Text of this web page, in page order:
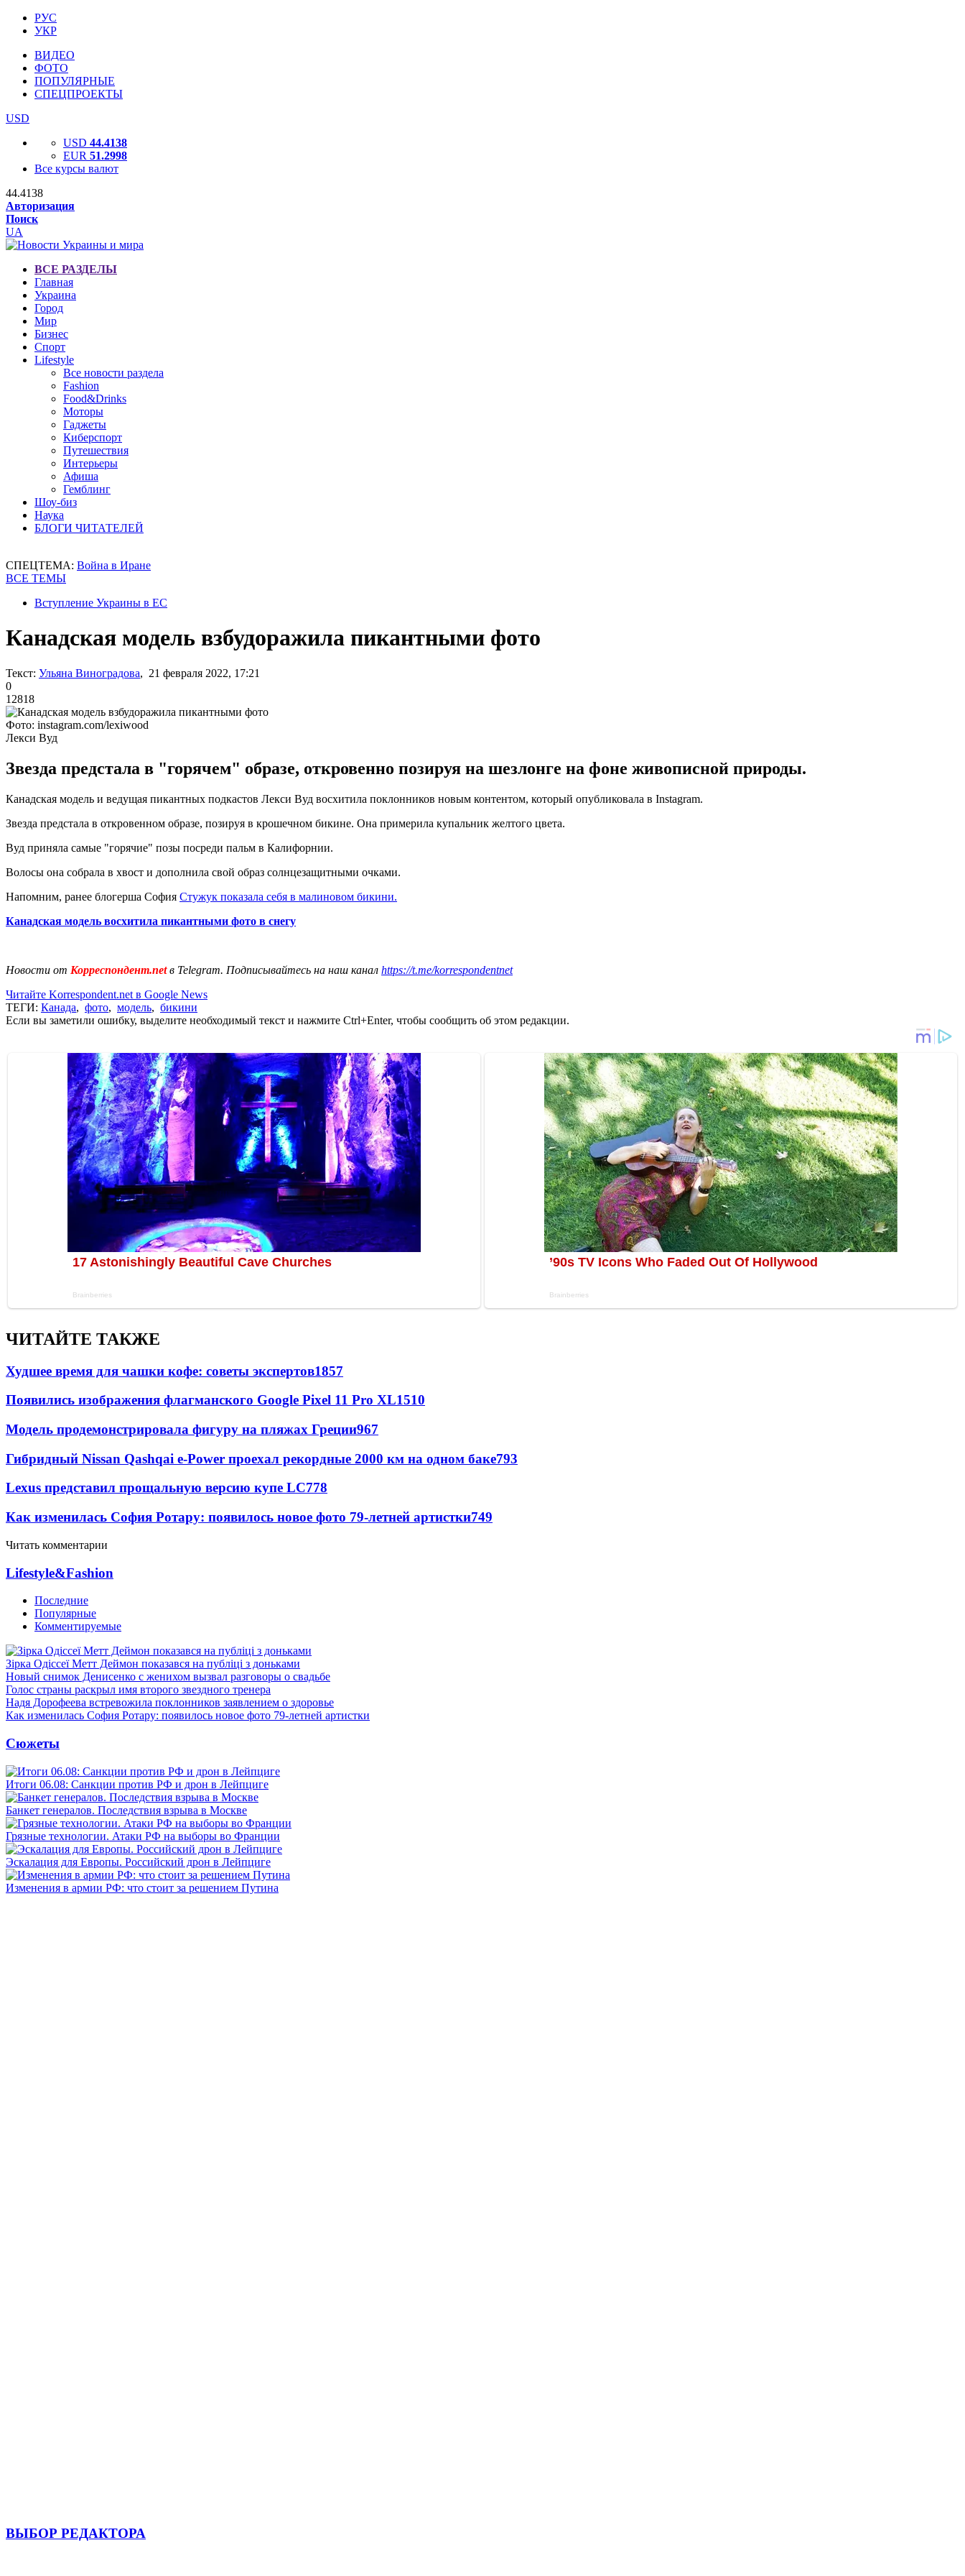
РУС
УКР
ВИДЕО
ФОТО
ПОПУЛЯРНЫЕ
СПЕЦПРОЕКТЫ
USD
USD 44.4138
EUR 51.2998
Все курсы валют
44.4138
Авторизация
Поиск
UA
ВСЕ РАЗДЕЛЫ
Главная
Украина
Город
Мир
Бизнес
Спорт
Lifestyle
Все новости раздела
Fashion
Food&Drinks
Моторы
Гаджеты
Киберспорт
Путешествия
Интерьеры
Афиша
Гемблинг
Шоу-биз
Наука
БЛОГИ ЧИТАТЕЛЕЙ
СПЕЦТЕМА: Война в Иране
ВСЕ ТЕМЫ
Вступление Украины в ЕС
Канадская модель взбудоражила пикантными фото
Текст: Ульяна Виноградова, 21 февраля 2022, 17:21
0
12818
Фото: instagram.com/lexiwood
Лекси Вуд
Звезда предстала в "горячем" образе, откровенно позируя на шезлонге на фоне живописной природы.
Канадская модель и ведущая пикантных подкастов Лекси Вуд восхитила поклонников новым контентом, который опубликовала в Instagram.
Звезда предстала в откровенном образе, позируя в крошечном бикине. Она примерила купальник желтого цвета.
Вуд приняла самые "горячие" позы посреди пальм в Калифорнии.
Волосы она собрала в хвост и дополнила свой образ солнцезащитными очками.
Напомним, ранее блогерша София Стужук показала себя в малиновом бикини.
Канадская модель восхитила пикантными фото в снегу
Новости от Корреспондент.netв Telegram. Подписывайтесь на наш канал https://t.me/korrespondentnet
Читайте Korrespondent.net в Google News
ТЕГИ: Канада, фото, модель, бикини
Если вы заметили ошибку, выделите необходимый текст и нажмите Ctrl+Enter, чтобы сообщить об этом редакции.
ЧИТАЙТЕ ТАКЖЕ
Худшее время для чашки кофе: советы экспертов1857
Появились изображения флагманского Google Pixel 11 Pro XL1510
Модель продемонстрировала фигуру на пляжах Греции967
Гибридный Nissan Qashqai e-Power проехал рекордные 2000 км на одном баке793
Lexus представил прощальную версию купе LC778
Как изменилась София Ротару: появилось новое фото 79-летней артистки749
Читать комментарии
Lifestyle&Fashion
Последние
Популярные
Комментируемые
Зірка Одіссеї Метт Деймон показався на публіці з доньками
Новый снимок Денисенко с женихом вызвал разговоры о свадьбе
Голос страны раскрыл имя второго звездного тренера
Надя Дорофеева встревожила поклонников заявлением о здоровье
Как изменилась София Ротару: появилось новое фото 79-летней артистки
Сюжеты
Итоги 06.08: Санкции против РФ и дрон в Лейпциге
Банкет генералов. Последствия взрыва в Москве
Грязные технологии. Атаки РФ на выборы во Франции
Эскалация для Европы. Российский дрон в Лейпциге
Изменения в армии РФ: что стоит за решением Путина
ВЫБОР РЕДАКТОРА